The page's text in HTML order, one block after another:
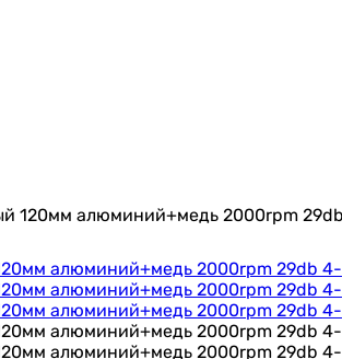
120мм алюминий+медь 2000rpm